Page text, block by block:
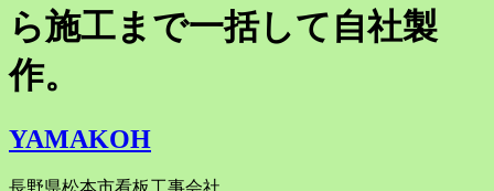
ら施工まで一括して自社製
作。
YAMAKOH
長野県松本市看板工事会社